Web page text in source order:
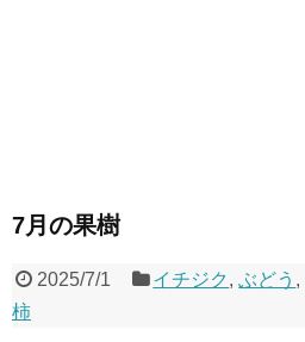
7月の果樹
2025/7/1 イチジク ,ぶどう ,
柿